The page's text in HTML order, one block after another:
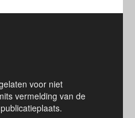
voor niet
vermelding van de